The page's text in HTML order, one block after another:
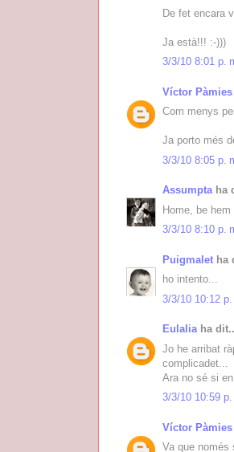
De fet encara
Ja està!!! :-)))
3/3/10 8:01 p.
Víctor
Com menys
Ja porto més
3/3/10 8:05 p.
Assumptaha
Home, be
3/3/10 8:10 p.
Puigmalet ha
ho intento...
3/3/10 10:12 p.
Eulaliaha
Jo he arribat
complicadet...
Ara no sé si
3/3/10 10:59 p.
Víctor
Va que només